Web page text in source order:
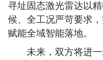
寻址固态激光雷达以
候、全工况严苛要求
赋能全域智能落地。
未来，双方将进